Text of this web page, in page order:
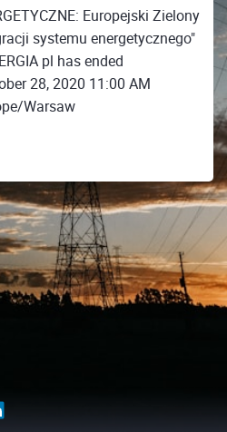
Europejski Zielony
systemu energetycznego"
pl has ended
28, 2020 11:00 AM
Warsaw